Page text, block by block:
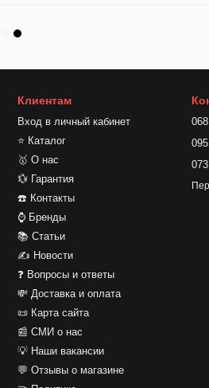
Клиентам
Вход в личный кабинет
⭐ Каталог
🥇 О нас
💱 Гарантия
☎️ Контакты
⌚ Бренды
📚 Статьи
✍ Новости
❓ Вопросы и ответы
💸 Доставка и оплата
📜 Карта сайта
📰 СМИ о нас
💡 Наши вакансии
💬 Отзывы о магазине